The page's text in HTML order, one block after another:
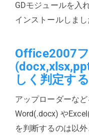
GDモジュールを入
インストールしまし
Office2007
しく判定す
アップローダーな
Word(.docx) や
を判断するのは以